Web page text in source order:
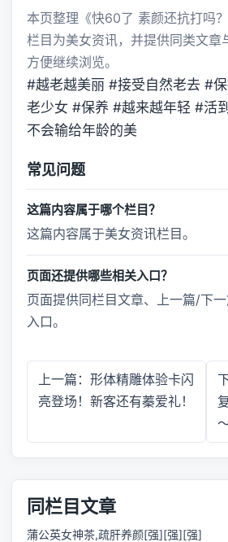
本页整理《快60了 素颜还抗打吗
栏目为美女资讯，并提供同类文章
方便继续浏览。
#越老越美丽 #接受自然老去 #
老少女 #保养 #越来越年轻 #活
不会输给年龄的美
常见问题
这篇内容属于哪个栏目？
这篇内容属于美女资讯栏目。
页面还提供哪些相关入口？
页面提供同栏目文章、上一篇/下
入口。
上一篇：形体精雕体验卡闪
亮登场！新客还有蓁爱礼！
同栏目文章
蒲公英女神茶,疏肝养颜[强][强][强]